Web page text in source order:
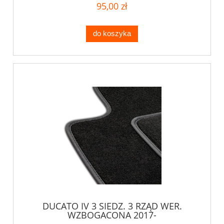
95,00 zł
do koszyka
DUCATO IV 3 SIEDZ. 3 RZĄD WER.
WZBOGACONA 2017-